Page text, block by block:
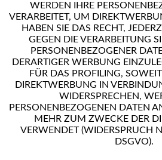
WERDEN IHRE
VERARBEITET, UM
HABEN SIE DAS RECHT,
GEGEN DIE VERARBEITUNG
PERSONENBEZOGENER
DERARTIGER WERBUNG
FÜR DAS PROFILING,
DIREKTWERBUNG IN
WIDERSPRECHEN,
PERSONENBEZOGENEN DATEN
MEHR ZUM ZWECKE DER
VERWENDET (WIDERSPRUCH
DSGVO).